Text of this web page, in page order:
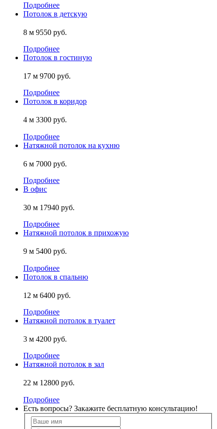
Подробнее
Потолок в детскую
8 м 9550 руб.
Подробнее
Потолок в гостиную
17 м 9700 руб.
Подробнее
Потолок в коридор
4 м 3300 руб.
Подробнее
Натяжной потолок на кухню
6 м 7000 руб.
Подробнее
В офис
30 м 17940 руб.
Подробнее
Натяжной потолок в прихожую
9 м 5400 руб.
Подробнее
Потолок в спальню
12 м 6400 руб.
Подробнее
Натяжной потолок в туалет
3 м 4200 руб.
Подробнее
Натяжной потолок в зал
22 м 12800 руб.
Подробнее
Есть вопросы? Закажите бесплатную консультацию!